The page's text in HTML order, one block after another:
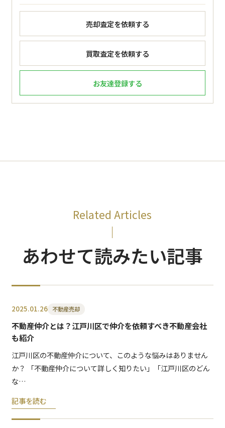
売却査定を依頼する
買取査定を依頼する
お友達登録する
Related Articles
あわせて読みたい記事
2025.01.26 不動産売却
不動産仲介とは？江戸川区で仲介を依頼すべき不動産会社
も紹介
江戸川区の不動産仲介について、このような悩みはありません
か？ 「不動産仲介について詳しく知りたい」「江戸川区のどん
な…
記事を読む